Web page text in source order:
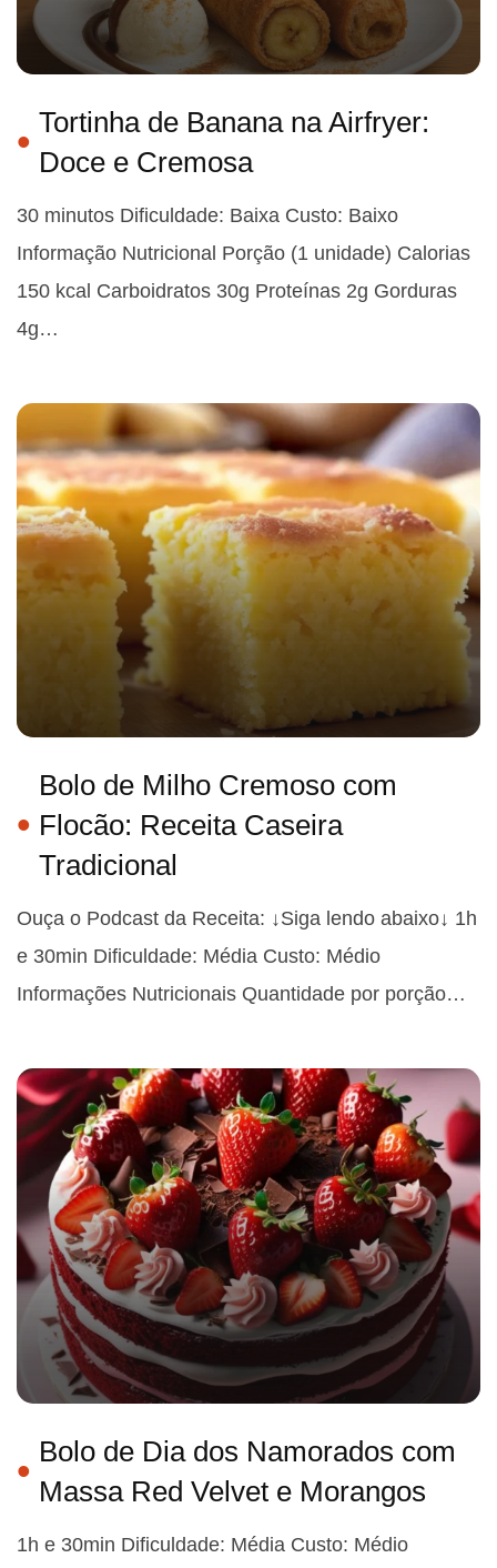
Tortinha de Banana na Airfryer:
Doce e Cremosa
30 minutos Dificuldade: Baixa Custo: Baixo
Informação Nutricional Porção (1 unidade) Calorias
150 kcal Carboidratos 30g Proteínas 2g Gorduras
4g…
Bolo de Milho Cremoso com
Flocão: Receita Caseira
Tradicional
Ouça o Podcast da Receita: ↓Siga lendo abaixo↓ 1h
e 30min Dificuldade: Média Custo: Médio
Informações Nutricionais Quantidade por porção…
Bolo de Dia dos Namorados com
Massa Red Velvet e Morangos
1h e 30min Dificuldade: Média Custo: Médio